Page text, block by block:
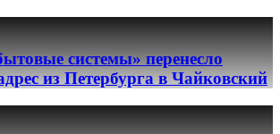
системы» перенесло
из Петербурга в Чайковский